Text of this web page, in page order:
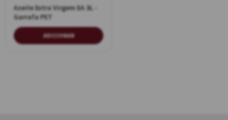
Azeite Extra Virgem EA 3L -
Garrafa PET
ADICIONAR